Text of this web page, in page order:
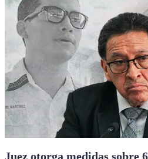
Juez otorga medidas sobre